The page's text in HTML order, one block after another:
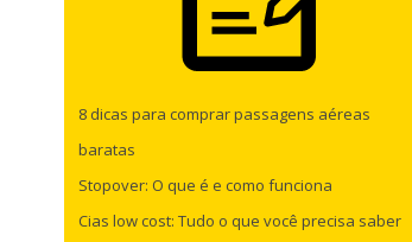
8 dicas para comprar passagens aéreas
baratas
Stopover: O que é e como funciona
Cias low cost: Tudo o que você precisa saber